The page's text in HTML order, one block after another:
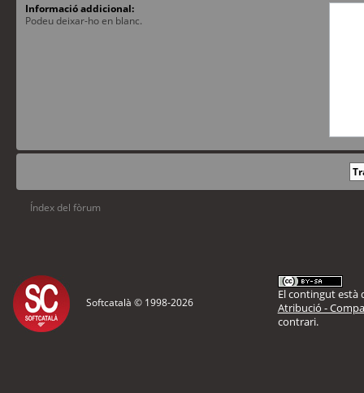
Informació addicional:
Podeu deixar-ho en blanc.
Índex del fòrum
Softcatalà © 1998-2026
El contingut està
Atribució -
contrari.